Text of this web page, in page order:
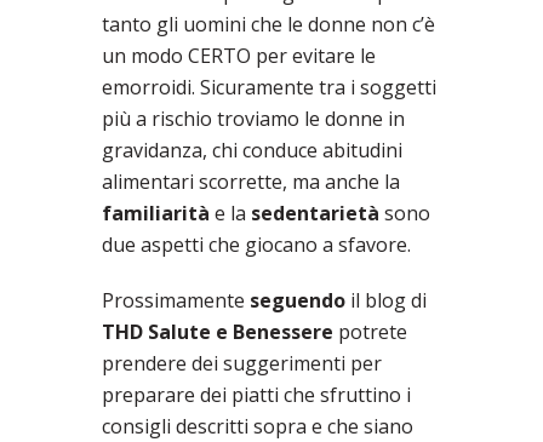
tanto gli uomini che le donne non c’è
un modo CERTO per evitare le
emorroidi. Sicuramente tra i soggetti
più a rischio troviamo le donne in
gravidanza, chi conduce abitudini
alimentari scorrette, ma anche la
familiarità e la sedentarietà sono
due aspetti che giocano a sfavore.
Prossimamente seguendo il blog di
THD Salute e Benessere potrete
prendere dei suggerimenti per
preparare dei piatti che sfruttino i
consigli descritti sopra e che siano